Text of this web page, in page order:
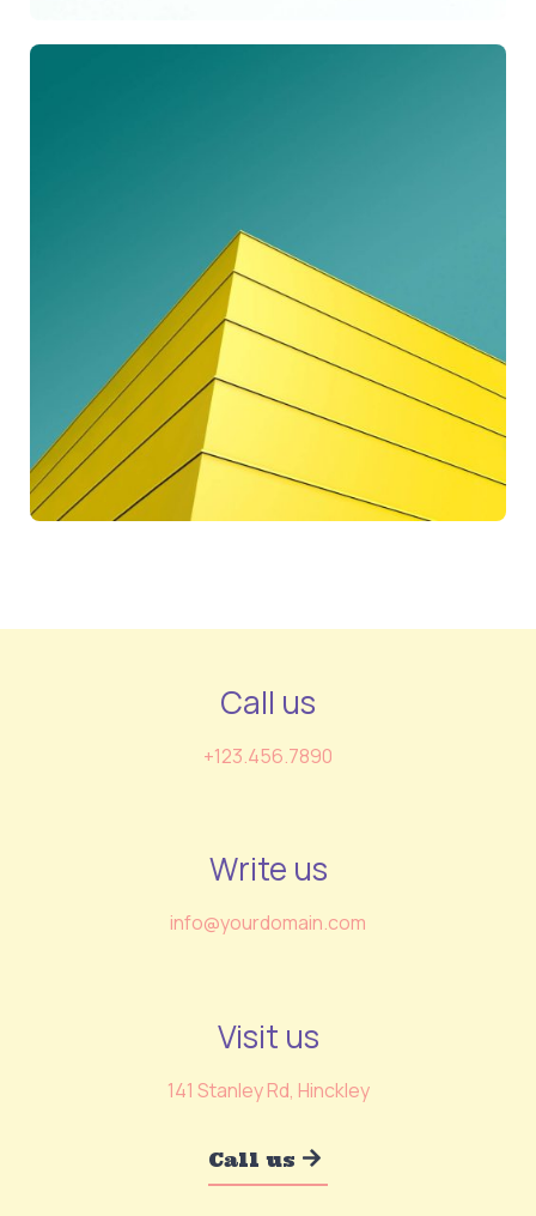
Call us
+123.456.7890
Visit us
141 Stanley Rd, Hinckley
Call us
Write us
info@yourdomain.com